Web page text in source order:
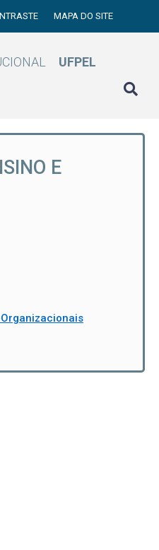
MAPA DO SITE
UFPEL
E